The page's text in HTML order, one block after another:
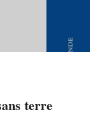
terre